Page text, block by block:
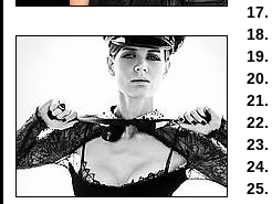
17.
18.
19.
20.
21.
22.
23.
24.
25.